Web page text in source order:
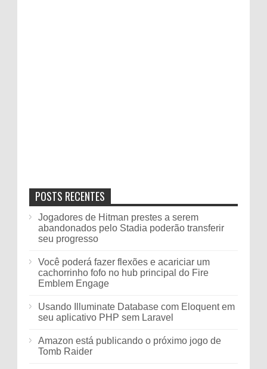
POSTS RECENTES
Jogadores de Hitman prestes a serem
abandonados pelo Stadia poderão transferir
seu progresso
Você poderá fazer flexões e acariciar um
cachorrinho fofo no hub principal do Fire
Emblem Engage
Usando Illuminate Database com Eloquent em
seu aplicativo PHP sem Laravel
Amazon está publicando o próximo jogo de
Tomb Raider